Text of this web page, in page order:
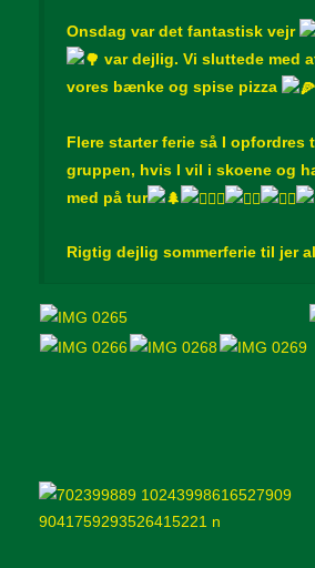
Onsdag var det fantastisk vejr
var dejlig. Vi sluttede med
vores bænke og spise pizza
Flere starter ferie så I opfordres
gruppen, hvis I vil i skoene og
med på tur
Rigtig dejlig sommerferie til jer